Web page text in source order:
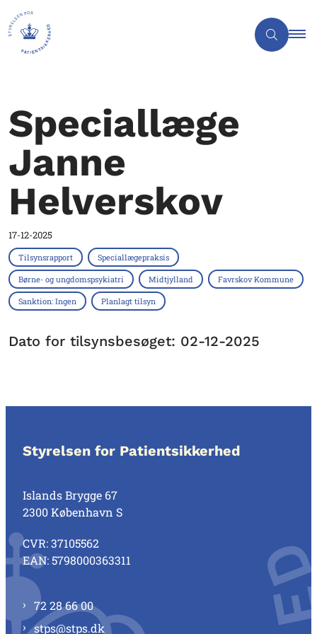
Speciallæge
Janne
Helverskov
17-12-2025
Tilsynsrapport Speciallægepraksis
Børne- og ungdomspsykiatri Midtjylland Favrskov Kommune
Sanktion: Ingen Planlagt tilsyn
Dato for tilsynsbesøget: 02-12-2025
Styrelsen for Patientsikkerhed
Islands Brygge 67
2300 København S
CVR: 37105562
EAN: 5798000363311
72 28 66 00
stps@stps.dk